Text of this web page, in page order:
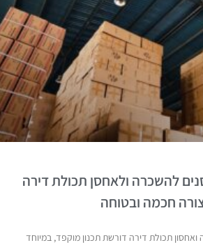
להשכרה ולאחסן תכולת דירה
חכמה ובטוחה
תכולת דירה דורשת תכנון מוקפד, במיוחד